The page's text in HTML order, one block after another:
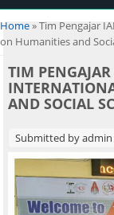
You are here
Home» Tim Pengajar
on Humanities and
TIM
AND SOCIAL
Submitted byadmin